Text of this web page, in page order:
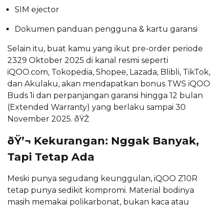
SIM ejector
Dokumen panduan pengguna & kartu garansi
Selain itu, buat kamu yang ikut pre-order periode
2329 Oktober 2025 di kanal resmi seperti
iQOO.com, Tokopedia, Shopee, Lazada, Blibli, TikTok,
dan Akulaku, akan mendapatkan bonus TWS iQOO
Buds 1i dan perpanjangan garansi hingga 12 bulan
(Extended Warranty) yang berlaku sampai 30
November 2025. ðŸŽ
ðŸ’¬ Kekurangan: Nggak Banyak,
Tapi Tetap Ada
Meski punya segudang keunggulan, iQOO Z10R
tetap punya sedikit kompromi. Material bodinya
masih memakai polikarbonat, bukan kaca atau